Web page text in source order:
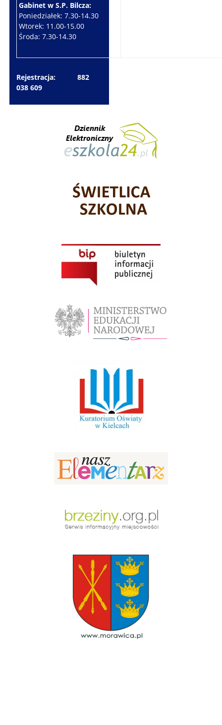
Gabinet w S.P. Bilcza:
Poniedziałek: 7.30-14.30
Wtorek: 11.00-15.00
Środa: 7.30-14.30
Rejestracja: 882
038 609